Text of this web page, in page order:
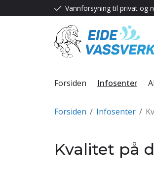
Vannforsyning til privat og
Forsiden Infosenter
/
Forsiden /
Infosenter
Kvalitet på